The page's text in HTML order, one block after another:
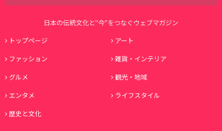
日本の伝統文化と"今"をつなぐウェブマガジン
トップページ
アート
ファッション
雑貨・インテリア
グルメ
観光・地域
エンタメ
ライフスタイル
歴史と文化